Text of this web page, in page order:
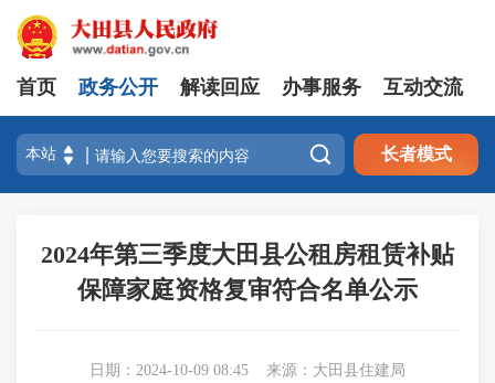
首页 政务公开 解读回应 办事服务 互动交流
 长者模式
2024年第三季度大田县公租房租赁补贴
保障家庭资格复审符合名单公示
日期：2024-10-09 08:45 来源：大田县住建局